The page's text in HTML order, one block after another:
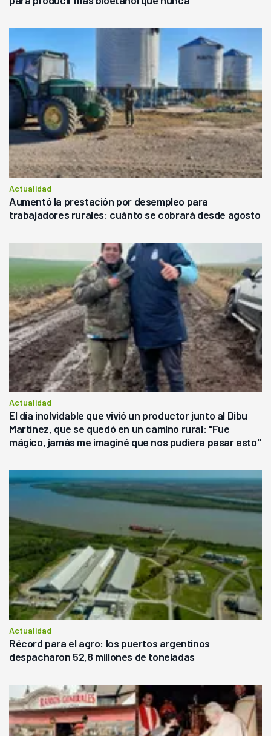
Actualidad
Aumentó la prestación por desempleo para
trabajadores rurales: cuánto se cobrará desde agosto
Actualidad
El día inolvidable que vivió un productor junto al Dibu
Martínez, que se quedó en un camino rural: "Fue
mágico, jamás me imaginé que nos pudiera pasar esto"
Actualidad
Récord para el agro: los puertos argentinos
despacharon 52,8 millones de toneladas